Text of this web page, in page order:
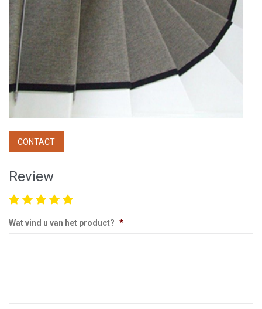
CONTACT
Review
Wat vind u van het product? *